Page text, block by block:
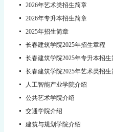
2026年艺术类招生简章
2026年专升本招生简章
2025年招生简章
长春建筑学院2025年招生章程
长春建筑学院2025年专升本招生
长春建筑学院2025年艺术类招生
人工智能产业学院介绍
公共艺术学院介绍
交通学院介绍
建筑与规划学院介绍